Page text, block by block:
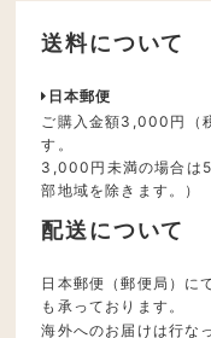
送料について
日本郵便
ご購入金額3,000円（
す。
3,000円未満の場合は
部地域を除きます。）
配送について
日本郵便（郵便局）に
も承っております。
海外へのお届けは行な